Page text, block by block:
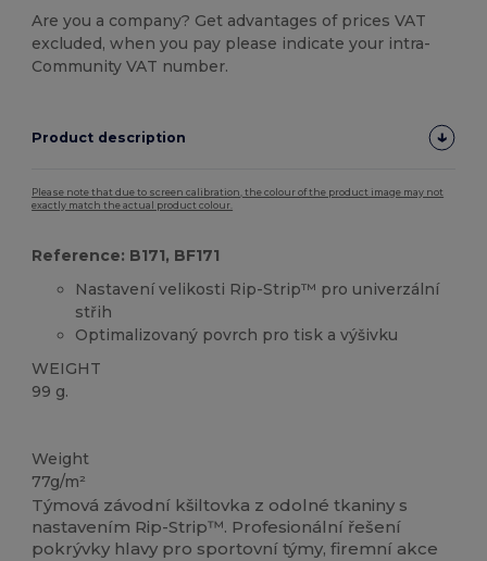
Are you a company? Get advantages of prices VAT
excluded, when you pay please indicate your intra-
Community VAT number.
Product description
Please note that due to screen calibration, the colour of the product image may not
exactly match the actual product colour.
Reference: B171, BF171
Nastavení velikosti Rip-Strip™ pro univerzální
střih
Optimalizovaný povrch pro tisk a výšivku
WEIGHT
99 g.
Weight
77g/m²
Týmová závodní kšiltovka z odolné tkaniny s
nastavením Rip-Strip™. Profesionální řešení
pokrývky hlavy pro sportovní týmy, firemní akce